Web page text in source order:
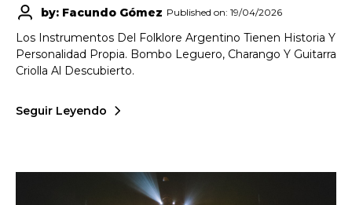
by: Facundo Gómez Published on: 19/04/2026
Los Instrumentos Del Folklore Argentino Tienen Historia Y
Personalidad Propia. Bombo Leguero, Charango Y Guitarra
Criolla Al Descubierto.
Seguir Leyendo